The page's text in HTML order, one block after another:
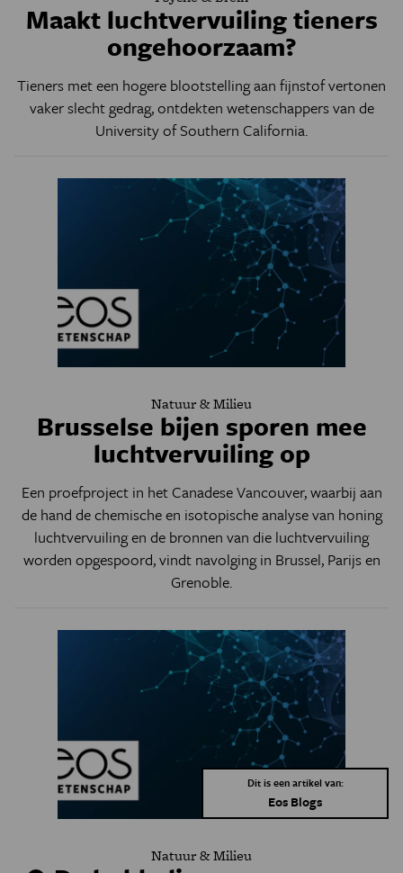
Maakt luchtvervuiling tieners
ongehoorzaam?
Tieners met een hogere blootstelling aan fijnstof vertonen
vaker slecht gedrag, ontdekten wetenschappers van de
University of Southern California.
Natuur & Milieu
Brusselse bijen sporen mee
luchtvervuiling op
Een proefproject in het Canadese Vancouver, waarbij aan
de hand de chemische en isotopische analyse van honing
luchtvervuiling en de bronnen van die luchtvervuiling
worden opgespoord, vindt navolging in Brussel, Parijs en
Grenoble.
Dit is een artikel van:
Eos Blogs
Natuur & Milieu